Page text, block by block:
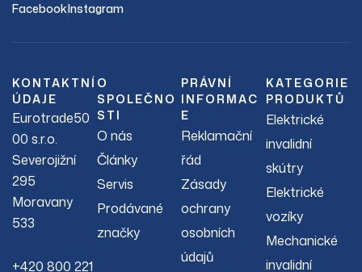
FacebookInstagram
KONTAKTNÍ
ÚDAJE
Eurotrade50
00 s.r.o.
Severojižní
295
Moravany
533
+420 800 221
O
SPOLEČNO
STI
O nás
Články
Servis
Prodávané
značky
PRÁVNÍ
INFORMAC
E
Reklamační
řád
Zásady
ochrany
osobních
údajů
KATEGORIE
PRODUKTŮ
Elektrické
invalidní
skútry
Elektrické
vozíky
Mechanické
invalidní